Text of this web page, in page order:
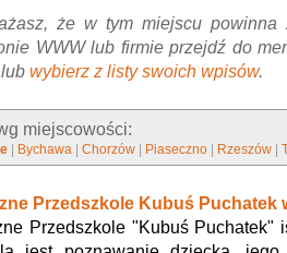
że w tym miejscu powinna
WWW lub firmie przejdź do
lub wybierz z listy swoich wpisów.
miejscowości:
Bychawa |Chorzów Piaseczno Rzeszów |
Przedszkole Kubuś Puchatek
Przedszkole "Kubuś Puchatek"